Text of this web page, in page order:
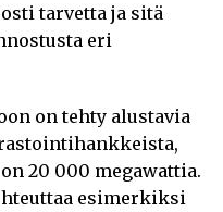
tarvetta ja sitä
eri
on tehty alustavia
20 000 megawattia.
esimerkiksi